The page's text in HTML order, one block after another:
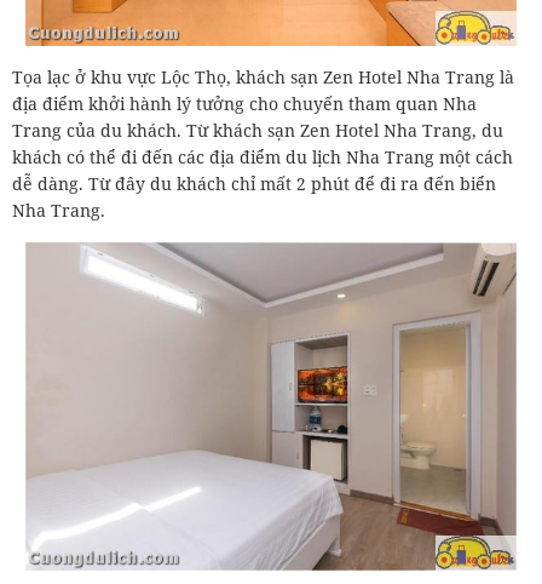
Tọa lạc ở khu vực Lộc Thọ, khách sạn Zen Hotel Nha Trang là
địa điểm khởi hành lý tưởng cho chuyến tham quan Nha
Trang của du khách. Từ khách sạn Zen Hotel Nha Trang, du
khách có thể đi đến các địa điểm du lịch Nha Trang một cách
dễ dàng. Từ đây du khách chỉ mất 2 phút để đi ra đến biển
Nha Trang.